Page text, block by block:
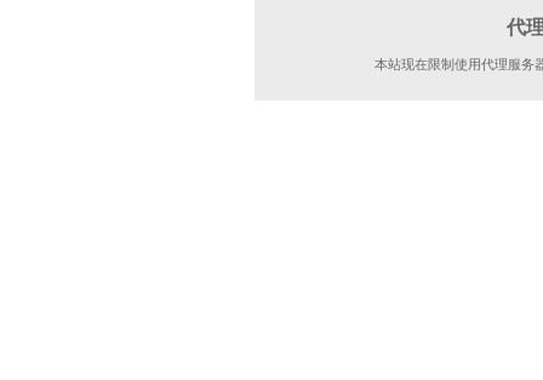
代
本站现在限制使用代理服务